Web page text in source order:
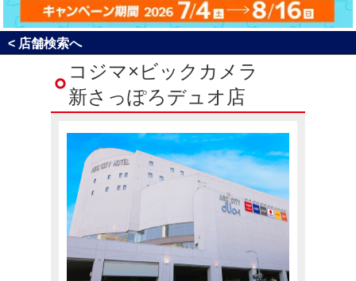
決算売り尽くしセール！
コジマ×ブルーロック コラボキャンペーン「エゴイ…
コジ坊＆マコちゃんのLINEスタンプ好評販売中！
4月24日(金)～10月31日(土)
エアコン2027年問題！
12月23日(火)～12月31日(木)
< 店舗検索へ
コジマ×ビックカメラ
新さっぽろデュオ店